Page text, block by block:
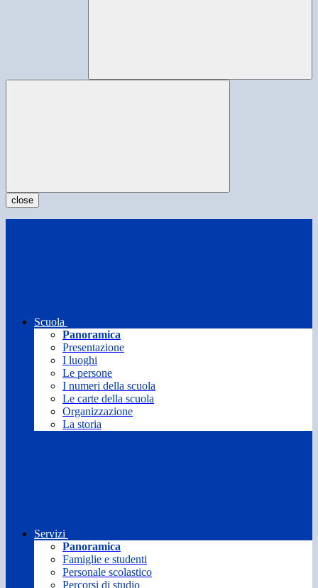
close
Scuola
Panoramica
Presentazione
I luoghi
Le persone
I numeri della scuola
Le carte della scuola
Organizzazione
La storia
Servizi
Panoramica
Famiglie e studenti
Personale scolastico
Percorsi di studio